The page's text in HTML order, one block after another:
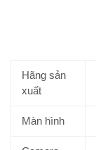
Hãng sản
xuất
Màn hình